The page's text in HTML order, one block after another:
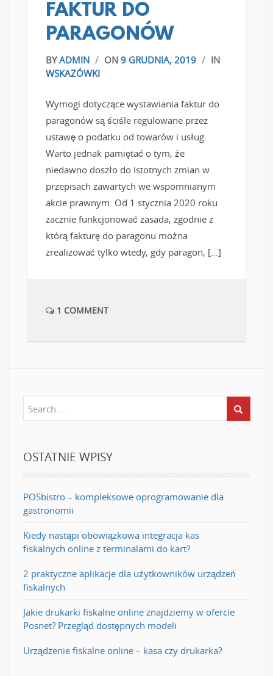
FAKTUR DO
PARAGONÓW
BYADMIN / ON 9 GRUDNIA, 2019 / IN
WSKAZÓWKI
Wymogi dotyczące wystawiania faktur do
paragonów są ściśle regulowane przez
ustawę o podatku od towarów i usług.
Warto jednak pamiętać o tym, że
niedawno doszło do istotnych zmian w
przepisach zawartych we wspomnianym
akcie prawnym. Od 1 stycznia 2020 roku
zacznie funkcjonować zasada, zgodnie z
którą fakturę do paragonu można
zrealizować tylko wtedy, gdy paragon, […]
1 COMMENT
OSTATNIE WPISY
POSbistro – kompleksowe oprogramowanie dla
gastronomii
Kiedy nastąpi obowiązkowa integracja kas
fiskalnych online z terminalami do kart?
2 praktyczne aplikacje dla użytkowników urządzeń
fiskalnych
Jakie drukarki fiskalne online znajdziemy w ofercie
Posnet? Przegląd dostępnych modeli
Urządzenie fiskalne online – kasa czy drukarka?